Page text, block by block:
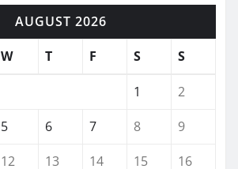
AUGUST 2026
W T F S S
1
2
5 6 7 8
9
12 13 14 15
16